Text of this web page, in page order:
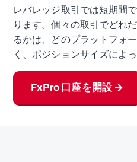
レバレッジ取引では短期間
ります。個々の取引でどれ
るかは、どのプラットフォ
く、ポジションサイズによ
FxPro 口座を開設 →